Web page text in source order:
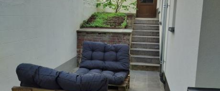
Superbe kot entièrement remis à neuf. Double vitrages, isolation
complète du bâtiment. Logement à proximité du centre ville, des
hautes écoles ainsi que l’ulg. Très agréable à vivre et proche de
tous commerces. La maison se compose de 3 étages et d’un rez
de chaussée commercial. Un kot au...